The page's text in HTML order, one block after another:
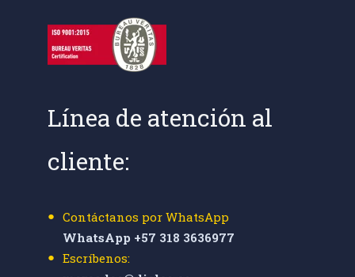
Línea de atención al
cliente:
Contáctanos por WhatsApp
WhatsApp +57 318 3636977
Escríbenos: